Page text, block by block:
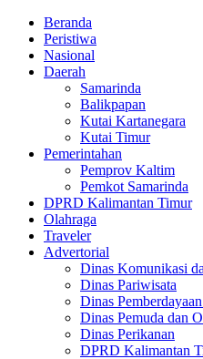
Beranda
Peristiwa
Nasional
Daerah
Samarinda
Balikpapan
Kutai Kartanegara
Kutai Timur
Pemerintahan
Pemprov Kaltim
Pemkot Samarinda
DPRD Kalimantan Timur
Olahraga
Traveler
Advertorial
Dinas Komunikasi
Dinas Pariwisata
Dinas
Dinas Pemuda dan
Dinas Perikanan
DPRD Kalimantan